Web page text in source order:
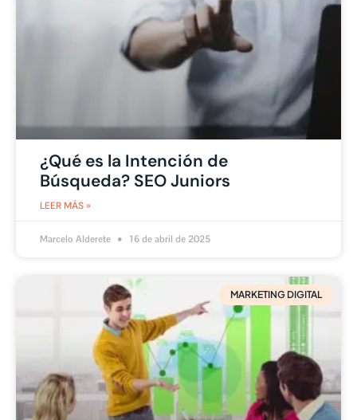
¿Qué es la Intención de
Búsqueda? SEO Juniors
LEER MÁS »
Marcelo Alderete 16 de abril de 2025
MARKETING DIGITAL